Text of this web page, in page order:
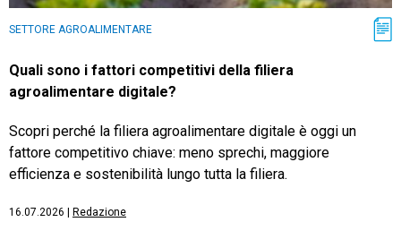
SETTORE AGROALIMENTARE
Quali sono i fattori competitivi della filiera
agroalimentare digitale?
Scopri perché la filiera agroalimentare digitale è oggi un
fattore competitivo chiave: meno sprechi, maggiore
efficienza e sostenibilità lungo tutta la filiera.
16.07.2026 Redazione